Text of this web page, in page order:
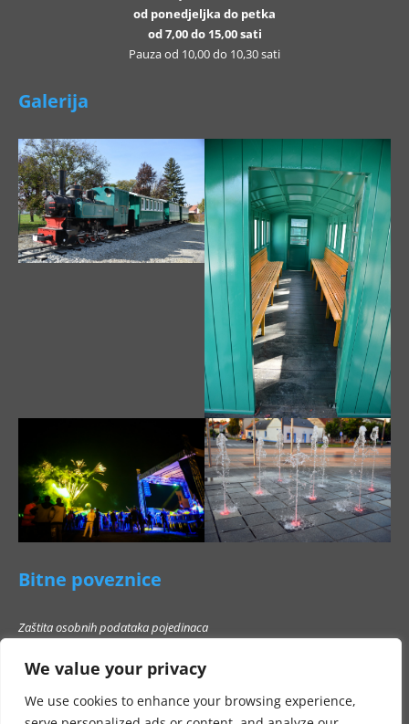
We value your privacy
We use cookies to enhance your browsing experience,
od ponedjeljka do petka
od 7,00 do 15,00 sati
Pauza od 10,00 do 10,30 sati
Galerija
Bitne poveznice
Zaštita osobnih podataka pojedinaca
Popis poslovnih subjekata s kojima Grad Beli Manastir ne smije stupati u